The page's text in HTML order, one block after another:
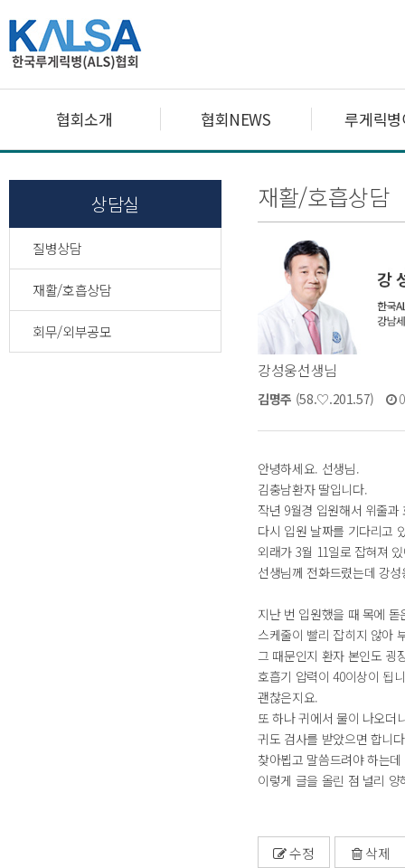
협회소개 협회NEWS 루게릭
상담실
질병상담
재활/호흡상담
회무/외부공모
재활/호흡상담
강성웅선생님
김명주 (58.♡.201.57)
안녕하세요. 선생님.
김충남환자 딸입니다.
작년 9월경 입원해서 위줄
다시 입원 날짜를 기다리고
외래가 3월 11일로 잡혀져
선생님께 전화드렸는데 강
지난 번 입원했을 때 목에
스케줄이 빨리 잡히지 않아
그 때문인지 환자 본인도 굉
호흡기 압력이 40이상이 됩
괜찮은지요.
또 하나 귀에서 물이 나오더
귀도 검사를 받았으면 합니
찾아뵙고 말씀드려야 하는
이렇게 글을 올린 점 널리 양
수정 삭제